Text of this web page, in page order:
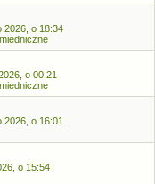
2026, o 18:34
o 00:21
2026, o 16:01
o 15:54